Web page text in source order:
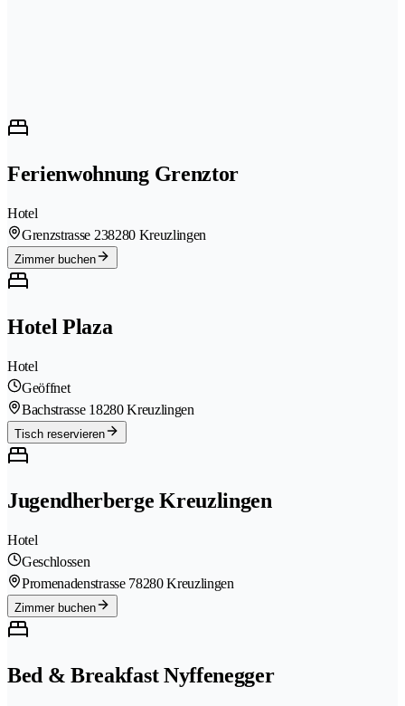
Ferienwohnung Grenztor
Hotel
Grenzstrasse 238280 Kreuzlingen
Zimmer buchen
Hotel Plaza
Hotel
Geöffnet
Bachstrasse 18280 Kreuzlingen
Tisch reservieren
Jugendherberge Kreuzlingen
Hotel
Geschlossen
Promenadenstrasse 78280 Kreuzlingen
Zimmer buchen
Bed & Breakfast Nyffenegger